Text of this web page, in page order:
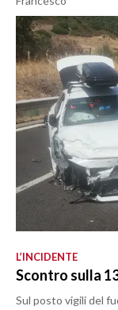
L’INCIDENTE
Scontro sulla
Sul posto vigili del